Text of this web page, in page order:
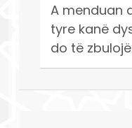
A menduan
tyre kanë
do të